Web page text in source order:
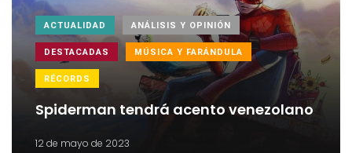
ACTUALIDAD ANÁLISIS Y OPINIÓN
DESTACADAS MÚSICA Y FARÁNDULA
RÉCORDS
Spiderman tendrá acento venezolano
12 de mayo de 2023